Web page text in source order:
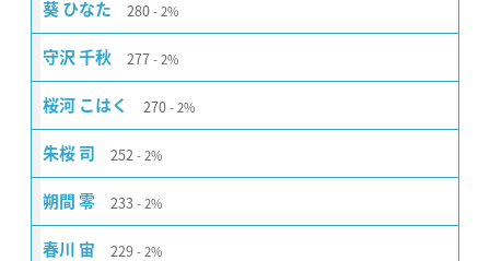
葵 ひなた 280 2%
守沢 千秋 277 2%
桜河 こはく 270 2%
朱桜 司 252 2%
朔間 零 233 2%
春川 宙 229 2%